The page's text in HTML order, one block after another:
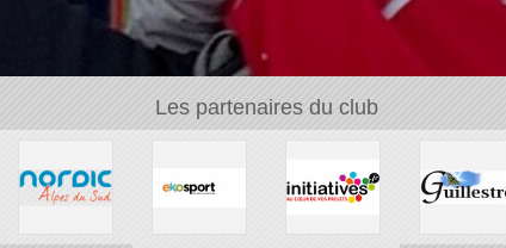
Les partenaires du club